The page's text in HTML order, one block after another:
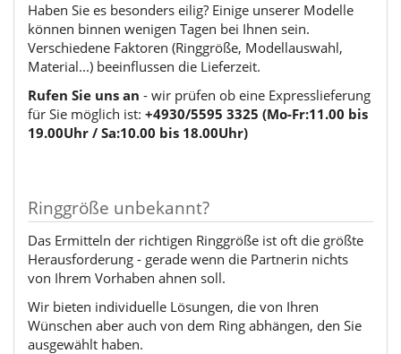
Haben Sie es besonders eilig? Einige unserer Modelle
können binnen wenigen Tagen bei Ihnen sein.
Verschiedene Faktoren (Ringgröße, Modellauswahl,
Material...) beeinflussen die Lieferzeit.
Rufen Sie uns an - wir prüfen ob eine Expresslieferung
für Sie möglich ist: +4930/5595 3325 (Mo-Fr:11.00 bis
19.00Uhr / Sa:10.00 bis 18.00Uhr)
Ringgröße unbekannt?
Das Ermitteln der richtigen Ringgröße ist oft die größte
Herausforderung - gerade wenn die Partnerin nichts
von Ihrem Vorhaben ahnen soll.
Wir bieten individuelle Lösungen, die von Ihren
Wünschen aber auch von dem Ring abhängen, den Sie
ausgewählt haben.